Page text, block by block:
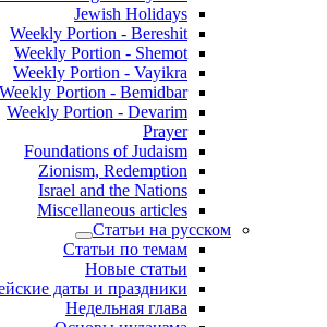
Jewish Holidays
Weekly Portion - Bereshit
Weekly Portion - Shemot
Weekly Portion - Vayikra
Weekly Portion - Bemidbar
Weekly Portion - Devarim
Prayer
Foundations of Judaism
Zionism, Redemption
Israel and the Nations
Miscellaneous articles
Статьи на русском
Статьи по темам
Новые статьи
даты и праздники
Недельная глава